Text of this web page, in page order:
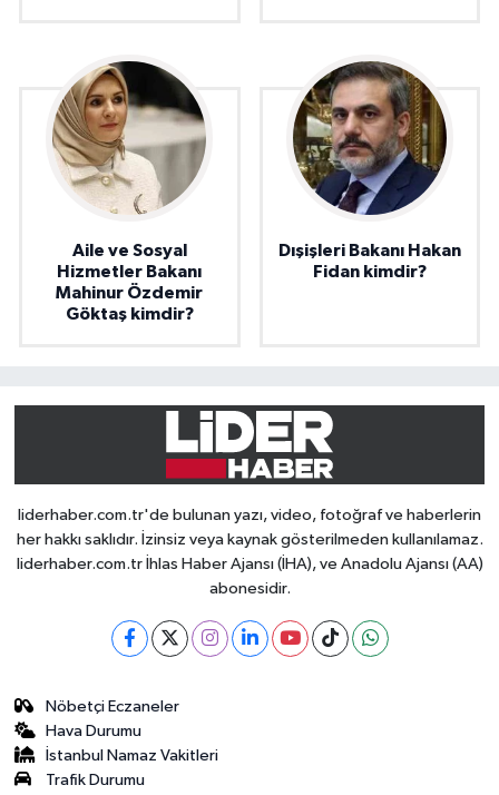
Aile ve Sosyal
Hizmetler Bakanı
Mahinur Özdemir
Göktaş kimdir?
Dışişleri Bakanı Hakan
Fidan kimdir?
liderhaber.com.tr'de bulunan yazı, video, fotoğraf ve haberlerin
her hakkı saklıdır. İzinsiz veya kaynak gösterilmeden kullanılamaz.
liderhaber.com.tr İhlas Haber Ajansı (İHA), ve Anadolu Ajansı (AA)
abonesidir.
Nöbetçi Eczaneler
Hava Durumu
İstanbul Namaz Vakitleri
Trafik Durumu